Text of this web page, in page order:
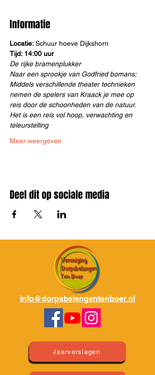
Informatie
Locatie: Schuur hoeve Dijkshorn
Tijd: 14:00 uur
De rijke bramenplukker
Naar een sprookje van Godfried bomans;
Middels verschillende theater technieken
nemen de spelers van Kraack je mee op
reis door de schoonheden van de natuur.
Het is een reis vol hoop, verwachting en
teleurstelling
Meer weergeven
Deel dit op sociale media
info@dorpsbelangentenboer.nl
Jaarverslagen